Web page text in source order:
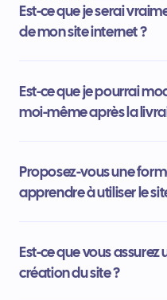
Est-ce que je serai
de mon site internet ?
Est-ce que je pourrai
moi-même après la
Proposez-vous une
apprendre à utiliser le
Est-ce que vous assurez
création du site ?